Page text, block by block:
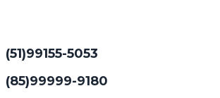
(51)99155-5053
(85)99999-9180